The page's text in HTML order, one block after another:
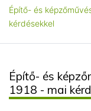
Építő- és
kérdésekkel
Építő- és
1918 - mai